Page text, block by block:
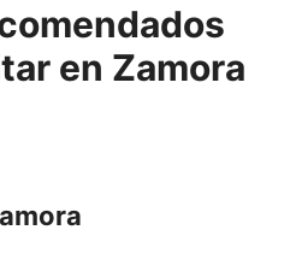
en Zamora